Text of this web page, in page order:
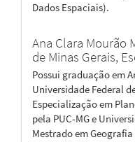
Dados Espaciais).
Ana Clara Mourão
de Minas Gerais,
Possui graduação em
Universidade Federal
Especialização em
pela PUC-MG e
Mestrado em